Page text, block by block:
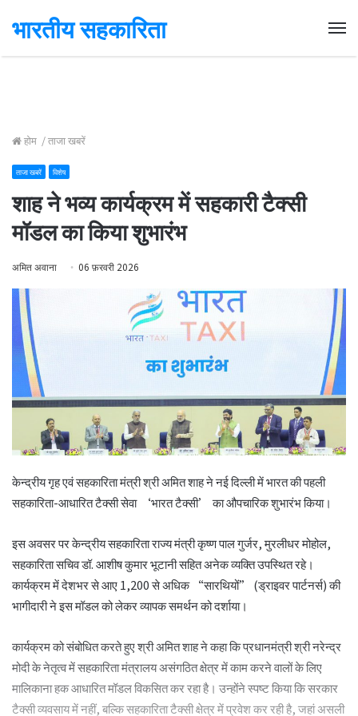
भारतीय सहकारिता
होम /ताजा खबरें
ताजा खबरें विशेष
शाह ने भव्य कार्यक्रम में सहकारी टैक्सी
मॉडल का किया शुभारंभ
अमित अवाना 06 फ़रवरी 2026
केन्द्रीय गृह एवं सहकारिता मंत्री श्री अमित शाह ने नई दिल्ली में भारत की पहली
सहकारिता-आधारित टैक्सी सेवा ‘भारत टैक्सी’ का औपचारिक शुभारंभ किया।
इस अवसर पर केन्द्रीय सहकारिता राज्य मंत्री कृष्ण पाल गुर्जर, मुरलीधर मोहोल,
सहकारिता सचिव डॉ. आशीष कुमार भूटानी सहित अनेक व्यक्ति उपस्थित रहे।
कार्यक्रम में देशभर से आए 1,200 से अधिक “सारथियों” (ड्राइवर पार्टनर्स) की
भागीदारी ने इस मॉडल को लेकर व्यापक समर्थन को दर्शाया।
कार्यक्रम को संबोधित करते हुए श्री अमित शाह ने कहा कि प्रधानमंत्री श्री नरेन्द्र
मोदी के नेतृत्व में सहकारिता मंत्रालय असंगठित क्षेत्र में काम करने वालों के लिए
मालिकाना हक आधारित मॉडल विकसित कर रहा है। उन्होंने स्पष्ट किया कि सरकार
टैक्सी व्यवसाय में नहीं, बल्कि सहकारिता टैक्सी क्षेत्र में प्रवेश कर रही है, जहां असली